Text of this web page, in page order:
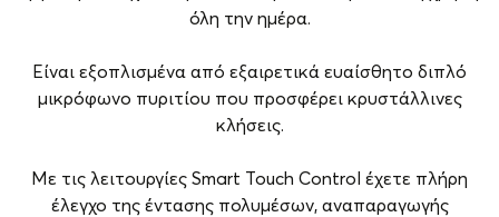
όλη την ημέρα.
Είναι εξοπλισμένα από εξαιρετικά ευαίσθητο διπλό
μικρόφωνο πυριτίου που προσφέρει κρυστάλλινες
κλήσεις.
Με τις λειτουργίες Smart Touch Control έχετε πλήρη
έλεγχο της έντασης πολυμέσων, αναπαραγωγής